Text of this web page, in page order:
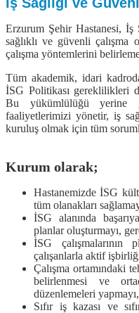
Erzurum Şehir Hastanesi, İş
sağlıklı ve güvenli çalışma
çalışma yöntemlerini
Tüm akademik, idari
İSG Politikası gereklilikleri
Bu yükümlülüğü yerine
faaliyetlerimizi yönetir, iş
kuruluş olmak için tüm
Kurum olarak;
Hastanemizde İSG
tüm olanakları
İSG alanında
planlar oluşturmayı,
İSG çalışmalarının
çalışanlarla aktif
Çalışma ortamındaki
belirlenmesi ve
düzenlemeleri yapmayı,
Sıfır iş kazası ve